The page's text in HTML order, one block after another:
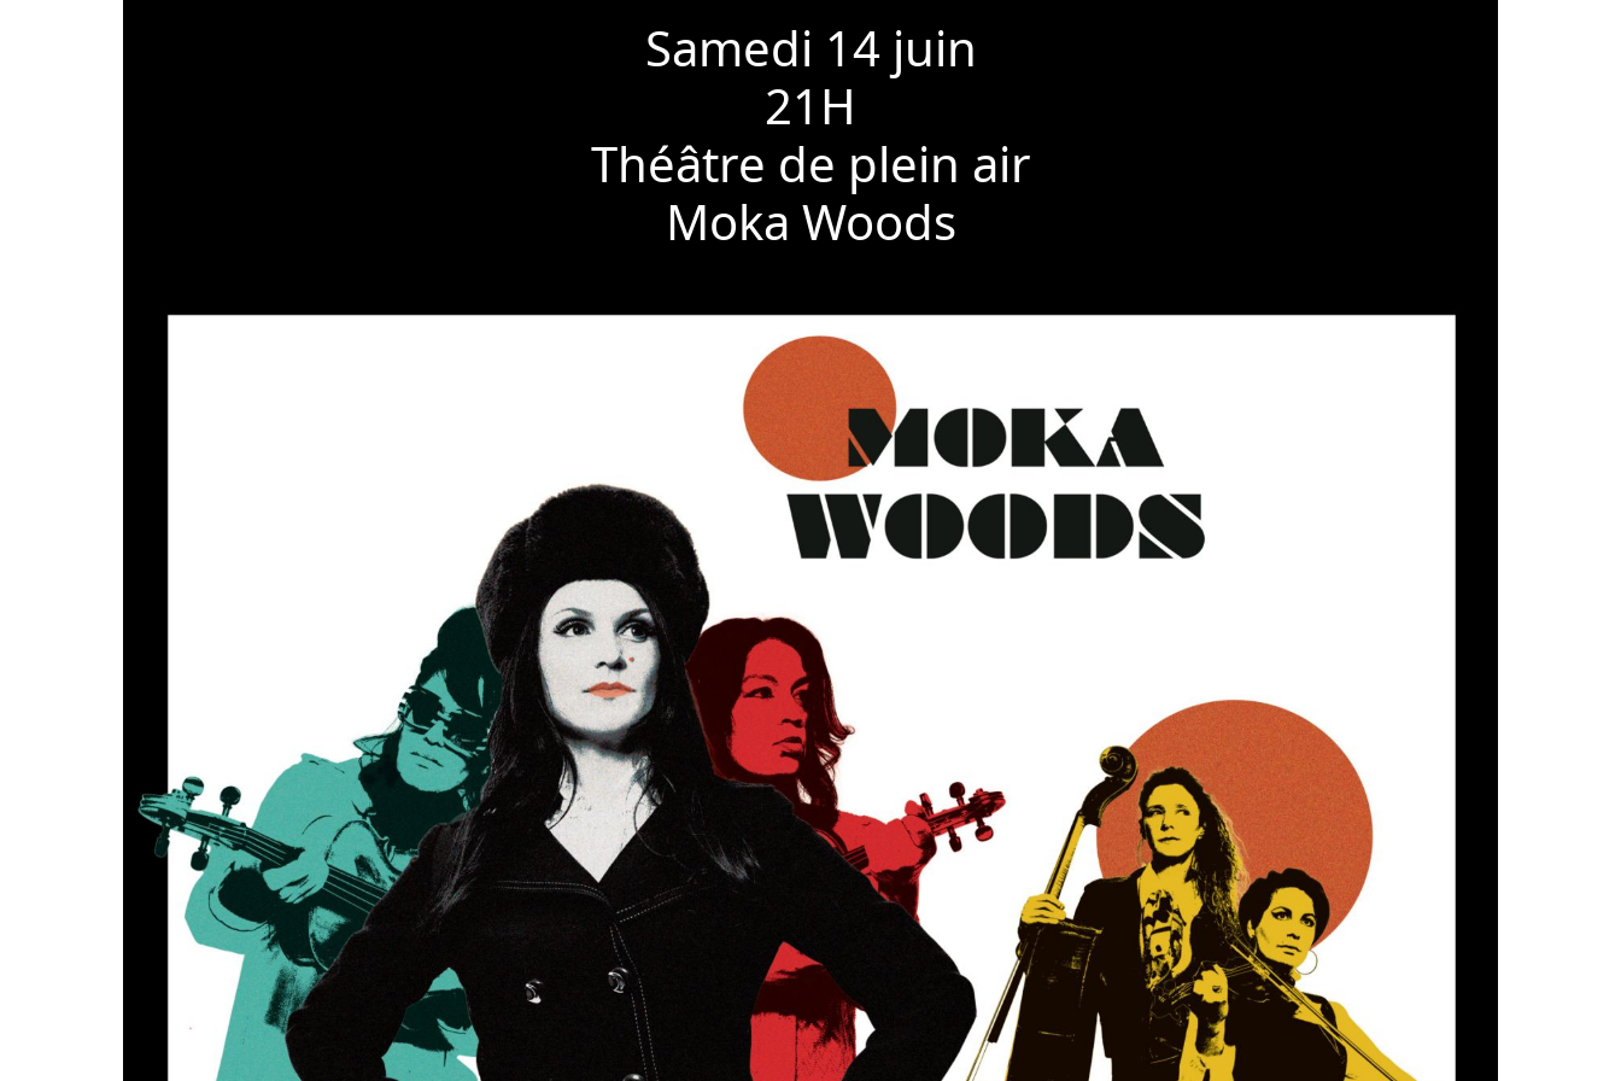
Samedi 14 juin
21H
Théâtre de plein air
Moka Woods